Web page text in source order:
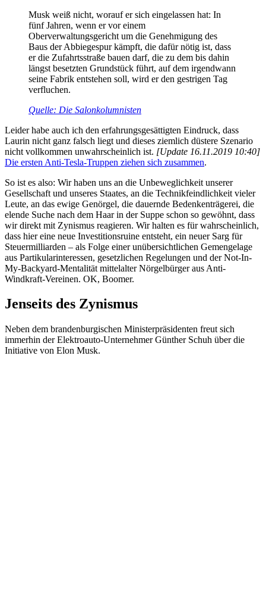
Musk weiß nicht, worauf er sich eingelassen hat: In
fünf Jahren, wenn er vor einem
Oberverwaltungsgericht um die Genehmigung des
Baus der Abbiegespur kämpft, die dafür nötig ist, dass
er die Zufahrtsstraße bauen darf, die zu dem bis dahin
längst besetzten Grundstück führt, auf dem irgendwann
seine Fabrik entstehen soll, wird er den gestrigen Tag
verfluchen.
Quelle: Die Salonkolumnisten
Leider habe auch ich den erfahrungsgesättigten Eindruck, dass
Laurin nicht ganz falsch liegt und dieses ziemlich düstere Szenario
nicht vollkommen unwahrscheinlich ist. [Update 16.11.2019 10:40]
Die ersten Anti-Tesla-Truppen ziehen sich zusammen.
So ist es also: Wir haben uns an die Unbeweglichkeit unserer
Gesellschaft und unseres Staates, an die Technikfeindlichkeit vieler
Leute, an das ewige Genörgel, die dauernde Bedenkenträgerei, die
elende Suche nach dem Haar in der Suppe schon so gewöhnt, dass
wir direkt mit Zynismus reagieren. Wir halten es für wahrscheinlich,
dass hier eine neue Investitionsruine entsteht, ein neuer Sarg für
Steuermilliarden – als Folge einer unübersichtlichen Gemengelage
aus Partikularinteressen, gesetzlichen Regelungen und der Not-In-
My-Backyard-Mentalität mittelalter Nörgelbürger aus Anti-
Windkraft-Vereinen. OK, Boomer.
Jenseits des Zynismus
Neben dem brandenburgischen Ministerpräsidenten freut sich
immerhin der Elektroauto-Unternehmer Günther Schuh über die
Initiative von Elon Musk.